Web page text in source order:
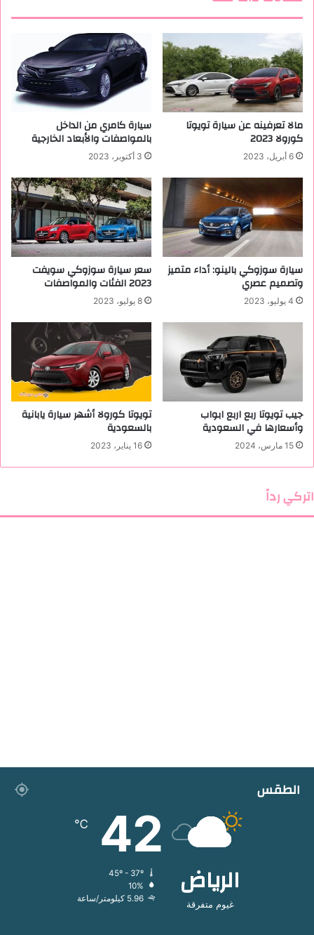
ت
س
ب
و
ر
ل
ب
ن
ا
ت
مالا تعرفينه عن سيارة تويوتا
كورولا 2023
6 أبريل، 2023
سيارة كامري من الداخل
بالمواصفات والأبعاد الخارجية
3 أكتوبر، 2023
سيارة سوزوكي بالينو: أداء متميز
وتصميم عصري
4 يوليو، 2023
سعر سيارة سوزوكي سويفت
2023 الفئات والمواصفات
8 يوليو، 2023
جيب تويوتا ربع اربع ابواب
وأسعارها في السعودية
15 مارس، 2024
تويوتا كورولا أشهر سيارة يابانية
بالسعودية
16 يناير، 2023
اتركي رداً
الطقس
الرياض
غيوم متفرقة
42
℃
10%
5.96 كيلومتر/ساعة